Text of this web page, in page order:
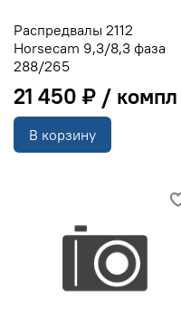
Распредвалы 2112
Horsecam 9,3/8,3 фаза
288/265
21 450 ₽
В корзину